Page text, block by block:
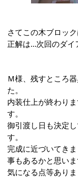
さてこの木ブロッ
正解は...次回のダイ
Ｍ様、残すところ
た。
内装仕上が終わり
す。
御引渡し日も決定
す。
完成に近づいてき
事もあるかと思いま
気になる点等あり